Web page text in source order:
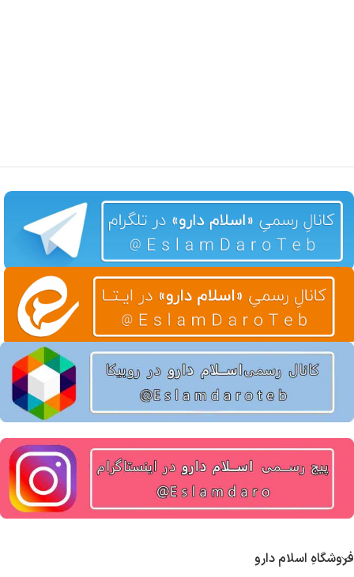
فروشگاهِ اسلام دارو